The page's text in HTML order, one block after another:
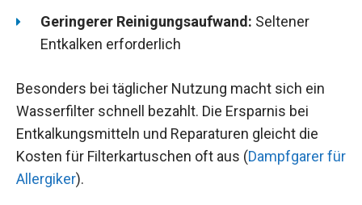
Geringerer Reinigungsaufwand: Seltener
Entkalken erforderlich
Besonders bei täglicher Nutzung macht sich ein
Wasserfilter schnell bezahlt. Die Ersparnis bei
Entkalkungsmitteln und Reparaturen gleicht die
Kosten für Filterkartuschen oft aus (Dampfgarer für
Allergiker).